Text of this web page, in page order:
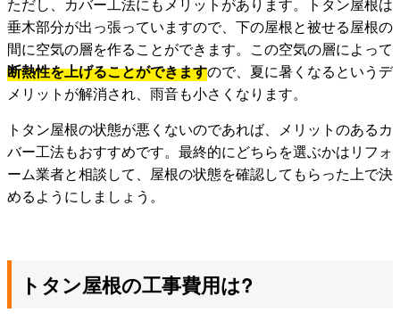
垂木部分が出っ張っていますので、下の屋根と被せる屋根の
間に空気の層を作ることができます。この空気の層によって
断熱性を上げることができますので、夏に暑くなるというデ
メリットが解消され、雨音も小さくなります。
トタン屋根の状態が悪くないのであれば、メリットのあるカ
バー工法もおすすめです。最終的にどちらを選ぶかはリフォ
ーム業者と相談して、屋根の状態を確認してもらった上で決
めるようにしましょう。
トタン屋根の工事費用は?